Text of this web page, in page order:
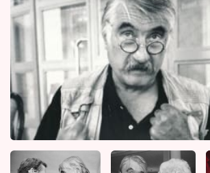
Seriály
Horoskopy
Sledujte prima+
Filmový festival Karlovy Vary
Pořady